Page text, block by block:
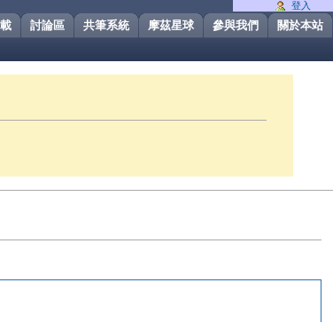
關於本站
參與我們
摩茲星球
共筆系統
討論區
登入